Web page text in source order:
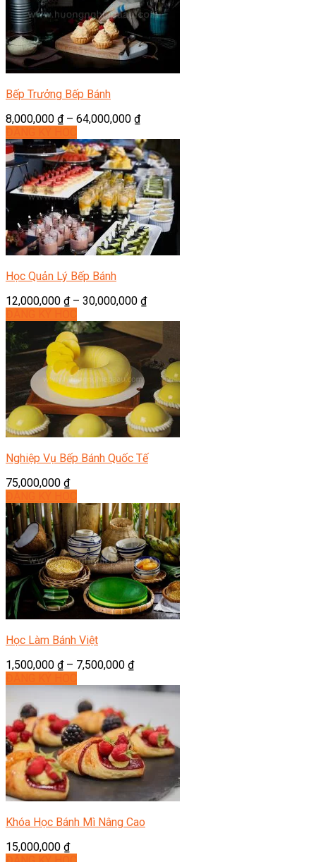
Bếp Trưởng Bếp Bánh
8,000,000 ₫– 64,000,000 ₫
Học Quản Lý Bếp Bánh
12,000,000 ₫– 30,000,000 ₫
Nghiệp Vụ Bếp Bánh Quốc Tế
75,000,000 ₫
Học Làm Bánh Việt
1,500,000 ₫– 7,500,000 ₫
Khóa Học Bánh Mì Nâng Cao
15,000,000 ₫